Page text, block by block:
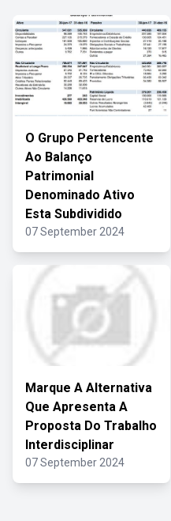
O Grupo Pertencente
Ao Balanço
Patrimonial
Denominado Ativo
Esta Subdividido
07 September 2024
Marque A Alternativa
Que Apresenta A
Proposta Do Trabalho
Interdisciplinar
07 September 2024